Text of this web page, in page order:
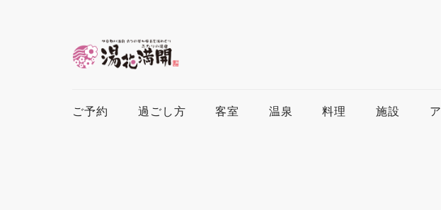
ご予約 過ごし方 客室 温泉 料理 施設